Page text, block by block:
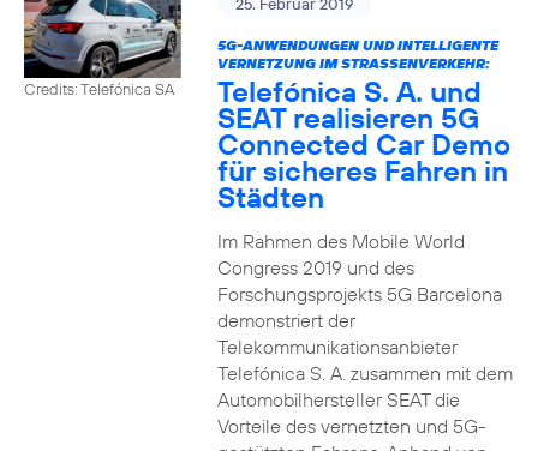
Credits: Telefónica SA
5G-ANWENDUNGEN UND INTELLIGENTE
VERNETZUNG IM STRASSENVERKEHR:
Telefónica S. A. und
SEAT realisieren 5G
Connected Car Demo
für sicheres Fahren in
Städten
Im Rahmen des Mobile World
Congress 2019 und des
Forschungsprojekts 5G Barcelona
demonstriert der
Telekommunikationsanbieter
Telefónica S. A. zusammen mit dem
Automobilhersteller SEAT die
Vorteile des vernetzten und 5G-